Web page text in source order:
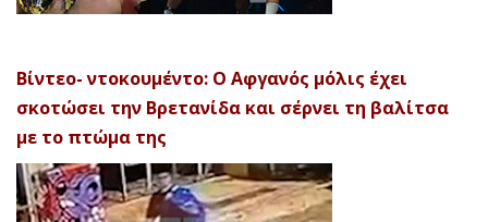
Βίντεο- ντοκουμέντο: Ο Αφγανός μόλις έχει
σκοτώσει την Βρετανίδα και σέρνει τη βαλίτσα
με το πτώμα της